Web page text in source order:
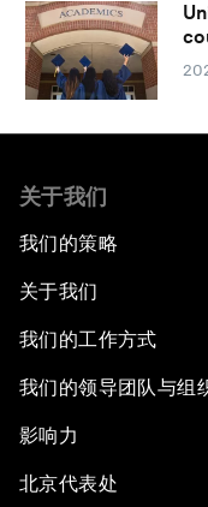
关于我们
我们的策略
关于我们
我们的工作方式
我们的领导团队与组
影响力
北京代表处